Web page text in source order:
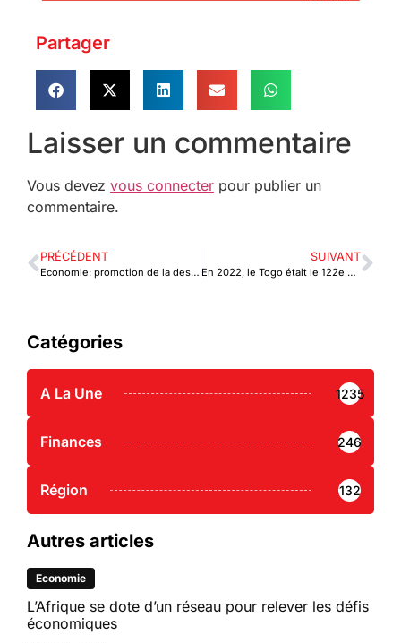
Partager
Laisser un commentaire
Vous devez vous connecter pour publier un
commentaire.
PRÉCÉDENT
Economie: promotion de la destination Togo à Maurice
SUIVANT
En 2022, le Togo était le 122e partenaire commercial du Royaume-Uni
Catégories
A La Une 1235
Finances 246
Région 132
Autres articles
Economie
L’Afrique se dote d’un réseau pour relever les défis
économiques